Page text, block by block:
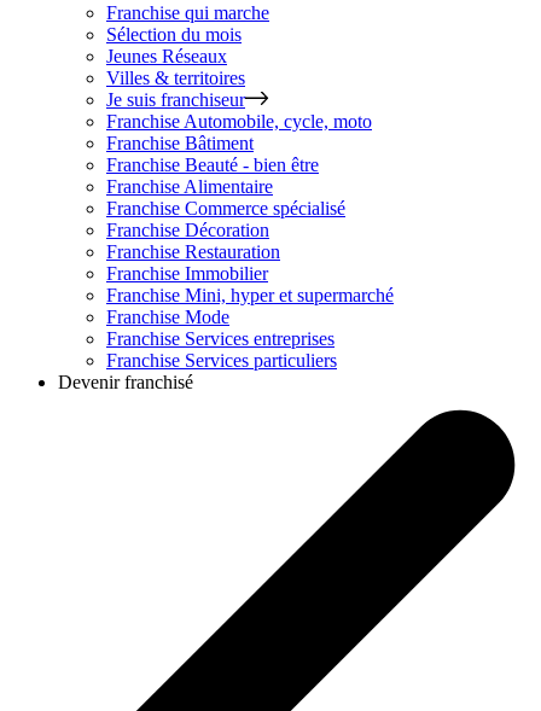
Franchise qui marche
Sélection du mois
Jeunes Réseaux
Villes & territoires
Je suis franchiseur
Franchise Automobile, cycle, moto
Franchise Bâtiment
Franchise Beauté - bien être
Franchise Alimentaire
Franchise Commerce spécialisé
Franchise Décoration
Franchise Restauration
Franchise Immobilier
Franchise Mini, hyper et supermarché
Franchise Mode
Franchise Services entreprises
Franchise Services particuliers
Devenir franchisé